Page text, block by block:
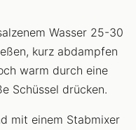
Wasser 25-30
kurz abdampfen
warm durch eine
Schüssel drücken.
mit einem Stabmixer